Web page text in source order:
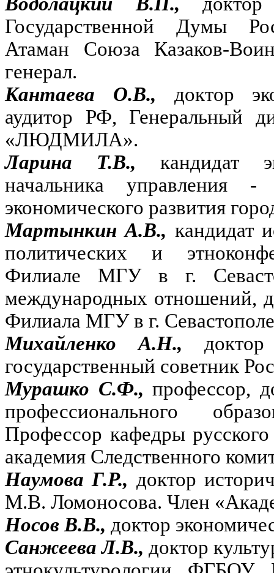
Государственной Думы
Атаман Союза Казаков-
генерал.
Кантаева О.В., доктор
аудитор РФ, Генеральный
«ЛЮДМИЛА».
Ларина Т.В., кандидат
начальника управления -
экономического развития
Мартынкин А.В., кандидат
политических и
Филиале МГУ в г.
международных отношений,
Филиала МГУ в г.
Михайленко А.Н.,
государственный советник
Мурашко С.Ф., профессор,
профессионального
Профессор кафедры
академия Следственного
Наумова Г.Р., доктор
М.В. Ломоносова. Член
Носов В.В., доктор
Санжеева Л.В., доктор